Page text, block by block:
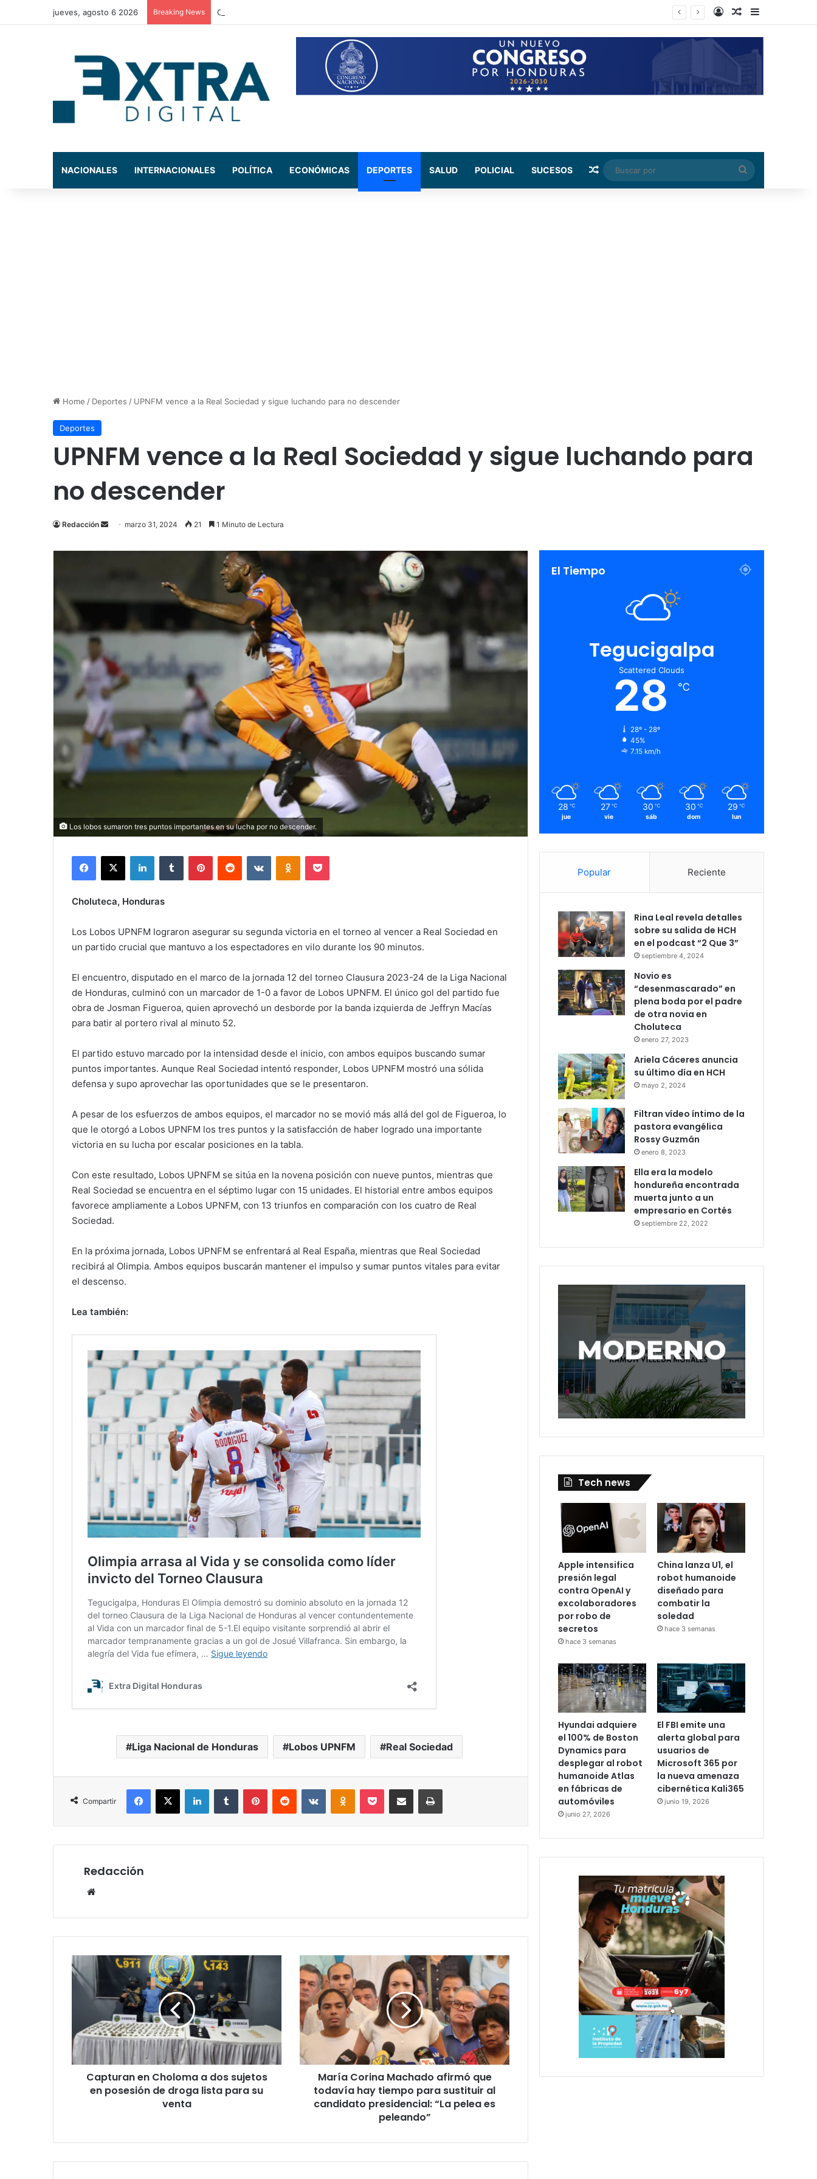
jueves, agosto 6 2026 Breaking News Conductor muere en instalaciones de la DNVT tras accidente de tránsito Log InRandom Article
Sidebar
NACIONALES INTERNACIONALES POLÍTICA ECONÓMICAS DEPORTES SALUD POLICIAL SUCESOS Random Article
Buscar
por
Home / Deportes / UPNFM vence a la Real Sociedad y sigue luchando para no descender
Deportes
UPNFM vence a la Real Sociedad y sigue luchando para
no descender
Redacción
Send
email
marzo 31, 2024 21 1 Minuto de Lectura
Los lobos sumaron tres puntos importantes en su lucha por no descender.
Facebook
X LinkedInTumblr PinterestReddit VKontakteOdnoklassniki
Pocket
Choluteca, Honduras
Los Lobos UPNFM lograron asegurar su segunda victoria en el torneo al vencer a Real Sociedad en
un partido crucial que mantuvo a los espectadores en vilo durante los 90 minutos.
El encuentro, disputado en el marco de la jornada 12 del torneo Clausura 2023-24 de la Liga Nacional
de Honduras, culminó con un marcador de 1-0 a favor de Lobos UPNFM. El único gol del partido fue
obra de Josman Figueroa, quien aprovechó un desborde por la banda izquierda de Jeffryn Macías
para batir al portero rival al minuto 52.
El partido estuvo marcado por la intensidad desde el inicio, con ambos equipos buscando sumar
puntos importantes. Aunque Real Sociedad intentó responder, Lobos UPNFM mostró una sólida
defensa y supo aprovechar las oportunidades que se le presentaron.
A pesar de los esfuerzos de ambos equipos, el marcador no se movió más allá del gol de Figueroa, lo
que le otorgó a Lobos UPNFM los tres puntos y la satisfacción de haber logrado una importante
victoria en su lucha por escalar posiciones en la tabla.
Con este resultado, Lobos UPNFM se sitúa en la novena posición con nueve puntos, mientras que
Real Sociedad se encuentra en el séptimo lugar con 15 unidades. El historial entre ambos equipos
favorece ampliamente a Lobos UPNFM, con 13 triunfos en comparación con los cuatro de Real
Sociedad.
En la próxima jornada, Lobos UPNFM se enfrentará al Real España, mientras que Real Sociedad
recibirá al Olimpia. Ambos equipos buscarán mantener el impulso y sumar puntos vitales para evitar
el descenso.
Lea también:
Liga Nacional de Honduras Lobos UPNFM Real Sociedad
Compartir
Facebook
X LinkedInTumblr PinterestReddit VKontakteOdnoklassniki
Pocket compartit via email Print
Redacción
Capturan
en
Choloma
sujetos
en
posesión
de
drogaCapturan en Choloma a dos sujetos
en posesión de droga lista para su
venta
María
Corina
Machado
afirmó
que
todavía
hay
tiempo
para
sustituir
candidato
peleando”
María Corina Machado afirmó que
todavía hay tiempo para sustituir al
candidato presidencial: “La pelea es
peleando”
El Tiempo
Tegucigalpa
Scattered Clouds
28 ℃
28º - 28º
45%
7.15 km/h
28 ℃
jue
27 ℃
vie
30 ℃
sáb
30 ℃
dom
29 ℃
lun
Popular Reciente
Rina Leal revela detalles
sobre su salida de HCH
en el podcast “2 Que 3”
septiembre 4, 2024
Novio es
“desenmascarado” en
plena boda por el padre
de otra novia en
Choluteca
enero 27, 2023
Ariela Cáceres anuncia
su último día en HCH
mayo 2, 2024
Filtran vídeo íntimo de la
pastora evangélica
Rossy Guzmán
enero 8, 2023
Ella era la modelo
hondureña encontrada
muerta junto a un
empresario en Cortés
septiembre 22, 2022
Tech news
Apple intensifica
presión legal
contra OpenAI y
excolaboradores
por robo de
secretos
hace 3 semanas
China lanza U1, el
robot humanoide
diseñado para
combatir la
soledad
hace 3 semanas
Hyundai adquiere
el 100% de Boston
Dynamics para
desplegar al robot
humanoide Atlas
en fábricas de
automóviles
junio 27, 2026
El FBI emite una
alerta global para
usuarios de
Microsoft 365 por
la nueva amenaza
cibernética Kali365
junio 19, 2026